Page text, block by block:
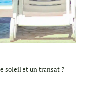
soleil et un transat ?